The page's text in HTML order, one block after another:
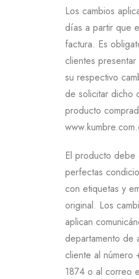
Los cambios
días a partir que
factura. Es
clientes
su respectivo
de solicitar dicho
producto
El producto debe
perfectas
con etiquetas y
original. Los
aplican
departamento de
cliente al número
1874 o al correo